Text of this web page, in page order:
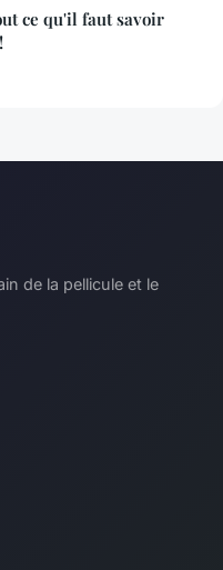
ce qu'il faut savoir
de la pellicule et le